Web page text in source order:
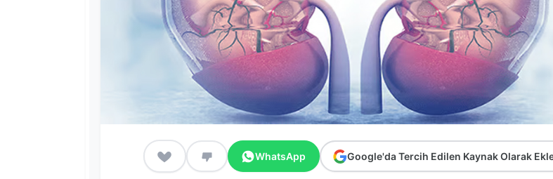
WhatsApp Google'da Tercih Edilen Kaynak Olarak Ekle